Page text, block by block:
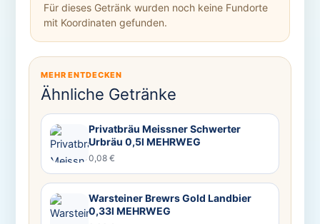
Für dieses Getränk wurden noch keine Fundorte
mit Koordinaten gefunden.
MEHR ENTDECKEN
Ähnliche Getränke
Privatbräu Meissner Schwerter
Urbräu 0,5l MEHRWEG
0,08 €
Warsteiner Brewrs Gold Landbier
0,33l MEHRWEG